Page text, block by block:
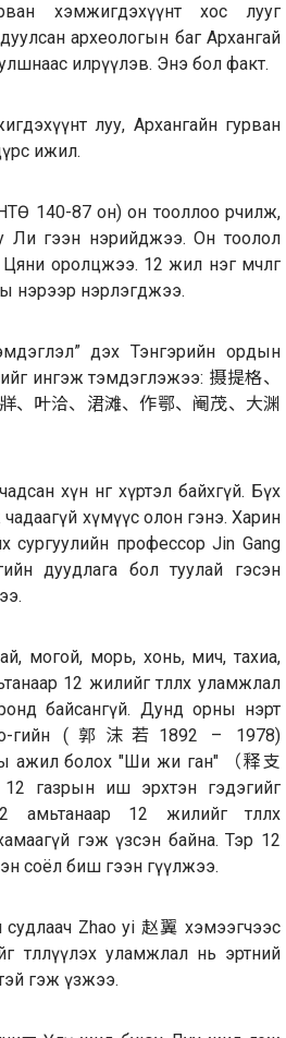
хэмжигдэхүүнт хос лууг
археологын баг Архангай
илрүүлэв. Энэ бол факт.
луу, Архангайн гурван
ижил.
140-87 он) он тооллоо өөрчилж,
Ли гээн нэрийджээ. Он тоолол
оролцжээ. 12 жил нэг мөчлөг
нэрээр нэрлэгджээ.
дэх Тэнгэрийн ордын
ингэж тэмдэглэжээ: 摄提格、
、叶洽、涒滩、作鄂、阉茂、大渊
хүн өнөөг хүртэл байхгүй. Бүх
хүмүүс олон гэнэ. Харин
профессор Jin Gang
дуудлага бол туулай гэсэн
могой, морь, хонь, мич, тахиа,
12 жилийг төлөөлөх уламжлал
байсангүй. Дунд орны нэрт
гийн (郭沫若1892 – 1978)
ажил болох "Ши жи ган" （释支
газрын иш эрхтэн гэдэгийг
12 жилийг төлөөлөх
гэж үзсэн байна. Тэр 12
соёл биш гээн өгүүлжээ.
Zhao yi 赵翼 хэмээгчээс
уламжлал нь эртний
гэж үзжээ.